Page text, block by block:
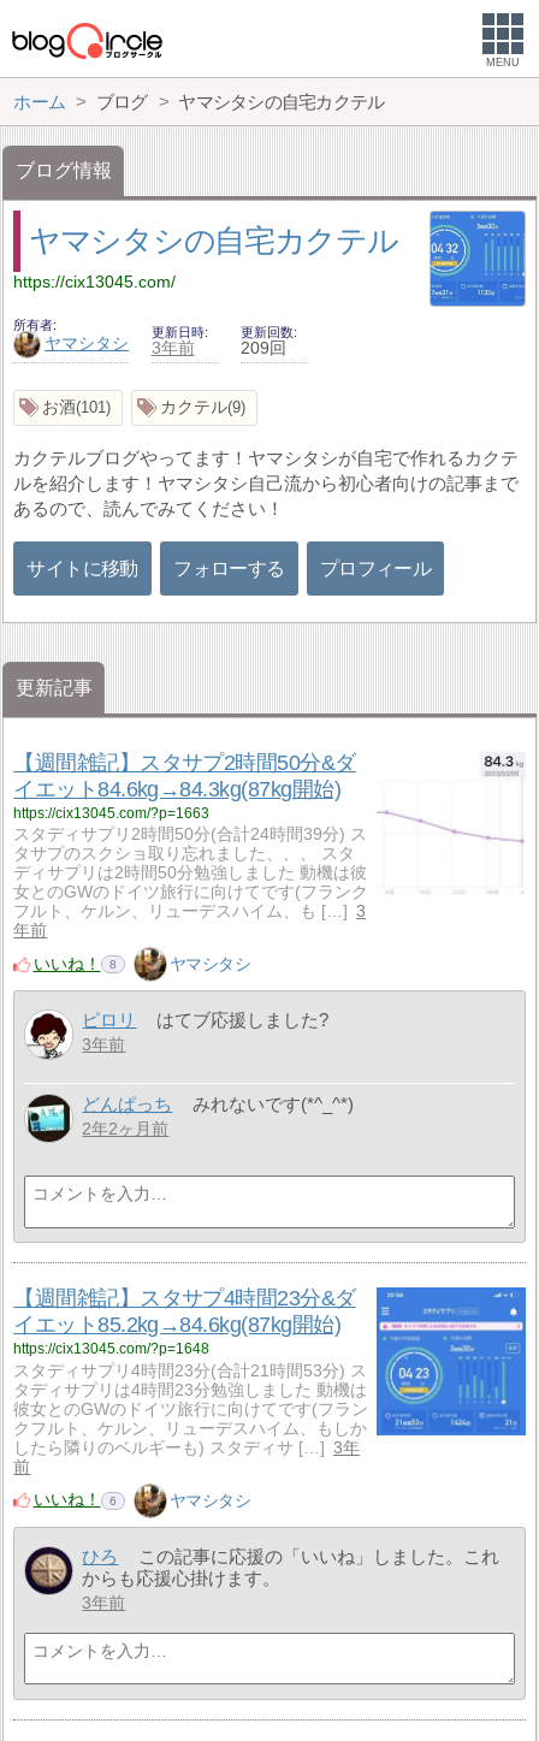
MENU
ホーム ブログ ヤマシタシの自宅カクテル
ブログ情報
ヤマシタシの自宅カクテル
https://cix13045.com/
所有者
ヤマシタシ
更新日時
3年前
更新回数
209回
お酒 101 カクテル 9
カクテルブログやってます！ヤマシタシが自宅で作れるカクテ
ルを紹介します！ヤマシタシ自己流から初心者向けの記事まで
あるので、読んでみてください！
サイトに移動 フォローする プロフィール
更新記事
【週間雑記】スタサプ2時間50分&ダ
イエット84.6kg→84.3kg(87kg開始)
https://cix13045.com/?p=1663
スタディサプリ2時間50分(合計24時間39分) ス
タサプのスクショ取り忘れました、、、 スタ
ディサプリは2時間50分勉強しました 動機は彼
女とのGWのドイツ旅行に向けてです(フランク
フルト、ケルン、リューデスハイム、も […]
3
年前
いいね！
8 ヤマシタシ
ピロリ はてブ応援しました?
3年前
どんぱっち みれないです(*^_^*)
2年2ヶ月前
【週間雑記】スタサプ4時間23分&ダ
イエット85.2kg→84.6kg(87kg開始)
https://cix13045.com/?p=1648
スタディサプリ4時間23分(合計21時間53分) ス
タディサプリは4時間23分勉強しました 動機は
彼女とのGWのドイツ旅行に向けてです(フラン
クフルト、ケルン、リューデスハイム、もしか
したら隣りのベルギーも) スタディサ […] 3年
前
いいね！
6 ヤマシタシ
ひろ
この記事に応援の「いいね」しました。これ
からも応援心掛けます。
3年前